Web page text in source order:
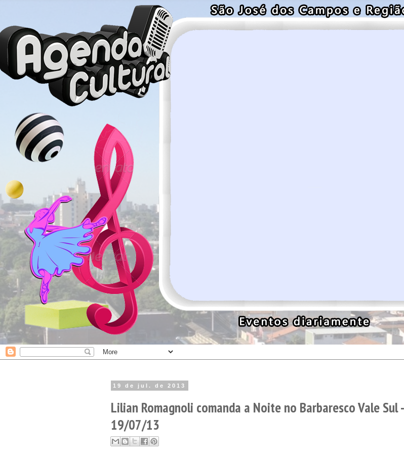
19 de jul. de 2013
Lilian Romagnoli comanda a Noite no Barbaresco Vale Sul -
19/07/13